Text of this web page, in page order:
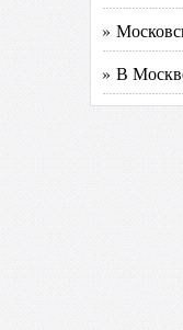
»
» В